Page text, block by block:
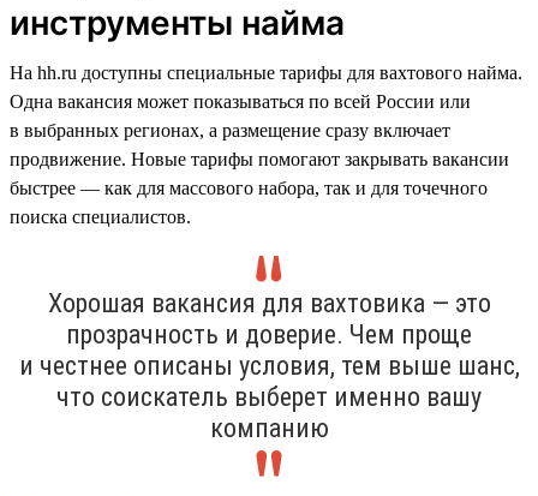
инструменты найма
На hh.ru доступны специальные тарифы для вахтового найма.
Одна вакансия может показываться по всей России или
в выбранных регионах, а размещение сразу включает
продвижение. Новые тарифы помогают закрывать вакансии
быстрее — как для массового набора, так и для точечного
поиска специалистов.
Хорошая вакансия для вахтовика — это
прозрачность и доверие. Чем проще
и честнее описаны условия, тем выше шанс,
что соискатель выберет именно вашу
компанию